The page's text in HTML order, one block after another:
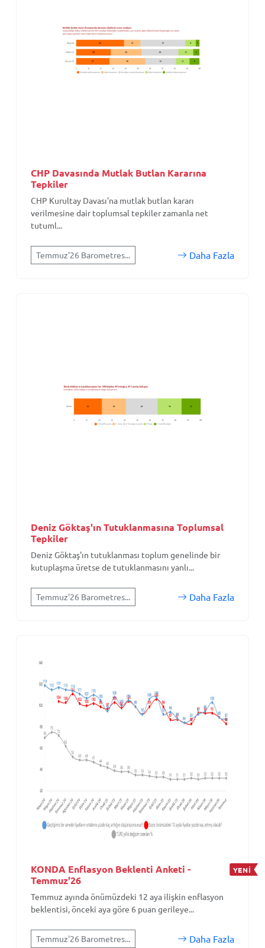
CHP Davasında Mutlak Butlan Kararına
Tepkiler
CHP Kurultay Davası'na mutlak butlan kararı
verilmesine dair toplumsal tepkiler zamanla net
tutuml...
Temmuz'26 Barometres... Daha Fazla
Deniz Göktaş'ın Tutuklanmasına Toplumsal
Tepkiler
Deniz Göktaş'ın tutuklanması toplum genelinde bir
kutuplaşma üretse de tutuklanmasını yanlı...
Temmuz'26 Barometres... Daha Fazla
KONDA Enflasyon Beklenti Anketi -
Temmuz'26
YENİ
Temmuz ayında önümüzdeki 12 aya ilişkin enflasyon
beklentisi, önceki aya göre 6 puan gerileye...
Temmuz'26 Barometres... Daha Fazla